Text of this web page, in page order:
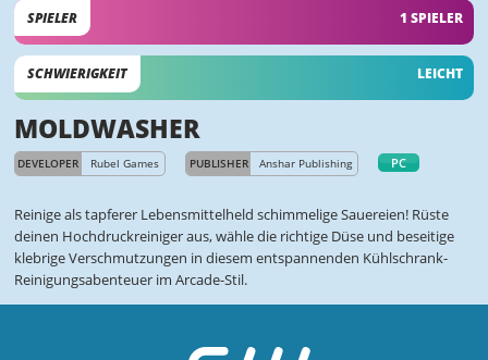
SPIELER 1 SPIELER
SCHWIERIGKEIT LEICHT
MOLDWASHER
DEVELOPER Rubel Games PUBLISHER Anshar Publishing PC
Reinige als tapferer Lebensmittelheld schimmelige Sauereien! Rüste
deinen Hochdruckreiniger aus, wähle die richtige Düse und beseitige
klebrige Verschmutzungen in diesem entspannenden Kühlschrank-
Reinigungsabenteuer im Arcade-Stil.